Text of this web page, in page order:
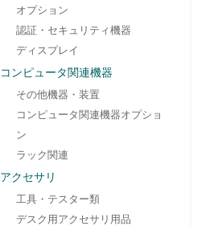
オプション
認証・セキュリティ機器
ディスプレイ
コンピュータ関連機器
その他機器・装置
コンピュータ関連機器オプショ
ン
ラック関連
アクセサリ
工具・テスター類
デスク用アクセサリ用品